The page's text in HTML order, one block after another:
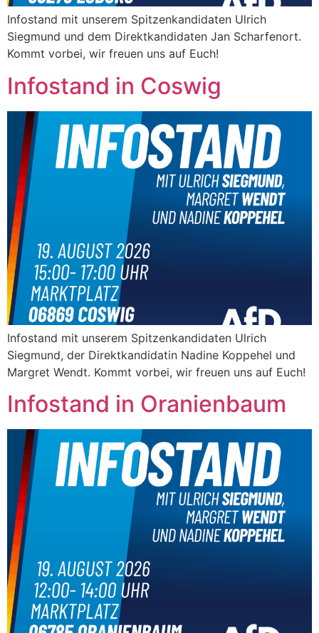
Infostand mit unserem Spitzenkandidaten Ulrich
Siegmund und dem Direktkandidaten Jan Scharfenort.
Kommt vorbei, wir freuen uns auf Euch!
Infostand in Coswig
Infostand mit unserem Spitzenkandidaten Ulrich
Siegmund, der Direktkandidatin Nadine Koppehel und
Margret Wendt. Kommt vorbei, wir freuen uns auf Euch!
Infostand in Oranienbaum